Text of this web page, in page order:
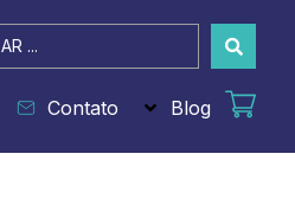
Contato Blog